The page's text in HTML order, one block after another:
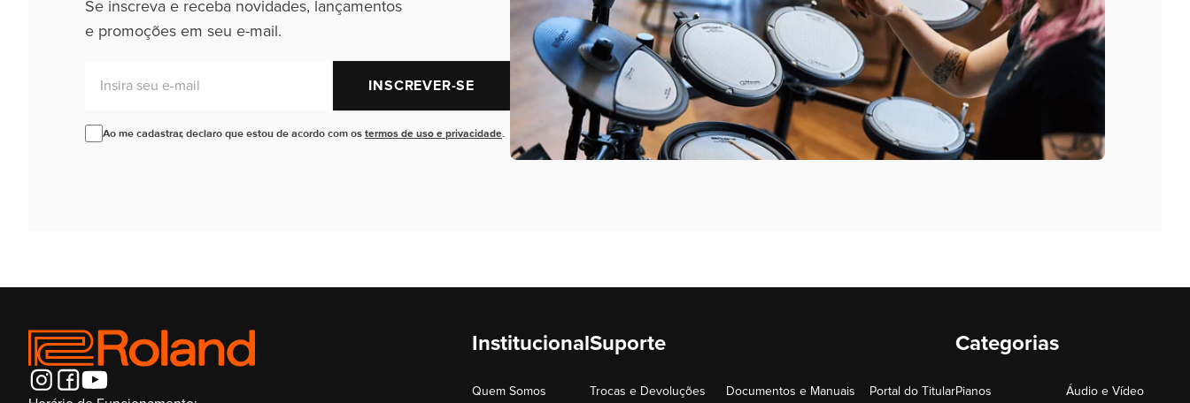
Se inscreva e receba novidades, lançamentos
e promoções em seu e-mail.
INSCREVER-SE
Ao me cadastrar, declaro que estou de acordo com os termos de uso e privacidade
Institucional
Quem Somos
Suporte
Trocas e Devoluções Documentos e Manuais Portal do Titular
Categorias
Pianos Áudio e Vídeo